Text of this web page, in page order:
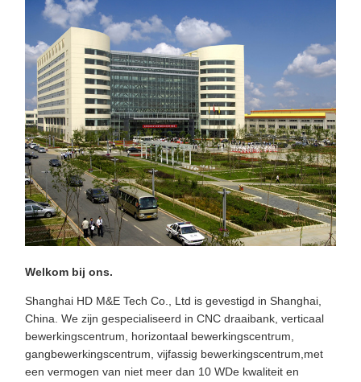
Welkom bij ons.
Shanghai HD M&E Tech Co., Ltd is gevestigd in Shanghai,
China. We zijn gespecialiseerd in CNC draaibank, verticaal
bewerkingscentrum, horizontaal bewerkingscentrum,
gangbewerkingscentrum, vijfassig bewerkingscentrum,met
een vermogen van niet meer dan 10 WDe kwaliteit en